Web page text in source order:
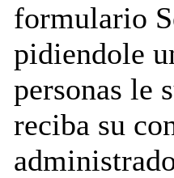
formulario
pidiendole
personas le
reciba su